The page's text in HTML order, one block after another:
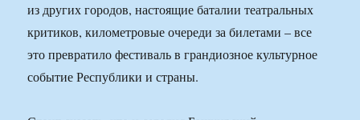
из других городов, настоящие баталии театральных
критиков, километровые очереди за билетами – все
это превратило фестиваль в грандиозное культурное
событие Республики и страны.